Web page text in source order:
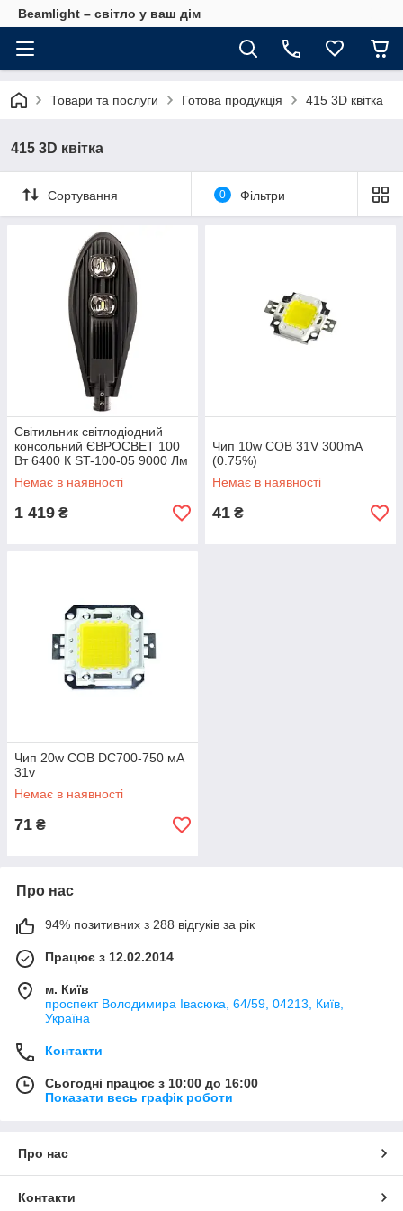
Beamlight – світло у ваш дім
Товари та послуги Готова продукція 415 3D квітка
415 3D квітка
Сортування 0 Фільтри
Світильник світлодіодний
консольний ЄВРОСВЕТ 100
Вт 6400 К ST-100-05 9000 Лм
IP65
Немає в наявності
1 419 ₴
Чип 10w COB 31V 300mA
(0.75%)
Немає в наявності
41 ₴
Чип 20w COB DC700-750 мА
31v
Немає в наявності
71 ₴
Про нас
94% позитивних з 288 відгуків за рік
Працює з 12.02.2014
м. Київ
проспект Володимира Івасюка, 64/59, 04213, Київ,
Україна
Контакти
Сьогодні працює з 10:00 до 16:00
Показати весь графік роботи
Про нас
Контакти